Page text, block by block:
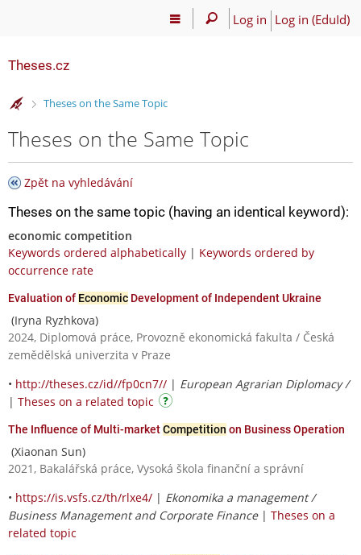
Log in Log in (EduId)
Theses.cz
>
Theses on the Same Topic
Theses on the Same Topic
Zpět na vyhledávání
Theses on the same topic (having an identical keyword):
economic competition
Keywords ordered alphabetically | Keywords ordered by
occurrence rate
Evaluation of Economic Development of Independent Ukraine
(Iryna Ryzhkova)
2024, Diplomová práce, Provozně ekonomická fakulta / Česká
zemědělská univerzita v Praze
• http://theses.cz/id//fp0cn7// | European Agrarian Diplomacy /
| Theses on a related topic
The Influence of Multi-marketCompetition on Business Operation
(Xiaonan Sun)
2021, Bakalářská práce, Vysoká škola finanční a správní
• https://is.vsfs.cz/th/rlxe4/ | Ekonomika a management /
Business Management and Corporate Finance| Theses on a
related topic